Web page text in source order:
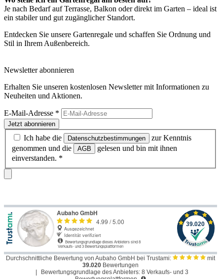
Je nach Bedarf auf Terrasse, Balkon oder direkt im Garten – ideal ist
ein stabiler und gut zugänglicher Standort.
Entdecken Sie unsere Gartenregale und schaffen Sie Ordnung und
Stil in Ihrem Außenbereich.
Newsletter abonnieren
Erhalten Sie unseren kostenlosen Newsletter mit Informationen zu
Neuheiten und Aktionen.
E-Mail-Adresse *
Jetzt abonnieren
Ich habe die Datenschutzbestimmungen
zur Kenntnis
genommen und die
AGB
gelesen und bin mit ihnen
einverstanden. *
Durchschnittliche Bewertung von Aubaho GmbH bei Trustami:
mit
39.020 Bewertungen
Bewertungsgrundlage des Anbieters: 8 Verkaufs- und 3